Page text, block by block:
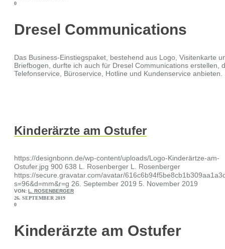
0
Dresel Communications
Das Business-Einstiegspaket, bestehend aus Logo, Visitenkarte
Briefbogen, durfte ich auch für Dresel Communications erstellen,
Telefonservice, Büroservice, Hotline und Kundenservice anbieten.
Kinderärzte am Ostufer
https://designbonn.de/wp-content/uploads/Logo-Kinderärtze-am-
Ostufer.jpg 900 638 L. Rosenberger L. Rosenberger
https://secure.gravatar.com/avatar/
s=96&d=mm&r=g 26. September 2019 5. November 2019
VON: L. ROSENBERGER
26. SEPTEMBER 2019
0
Kinderärzte am Ostufer